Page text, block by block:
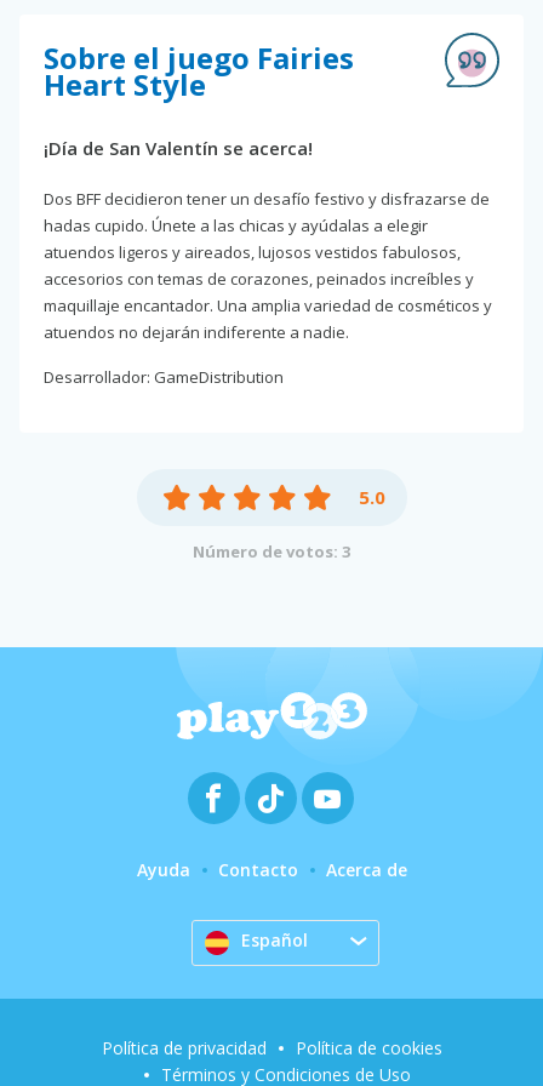
Sobre el juego Fairies
Heart Style
¡Día de San Valentín se acerca!
Dos BFF decidieron tener un desafío festivo y disfrazarse de
hadas cupido. Únete a las chicas y ayúdalas a elegir
atuendos ligeros y aireados, lujosos vestidos fabulosos,
accesorios con temas de corazones, peinados increíbles y
maquillaje encantador. Una amplia variedad de cosméticos y
atuendos no dejarán indiferente a nadie.
Desarrollador: GameDistribution
5.0
Número de votos: 3
Ayuda Contacto Acerca de
Español
Política de privacidad
Política de cookies
Términos y Condiciones de Uso